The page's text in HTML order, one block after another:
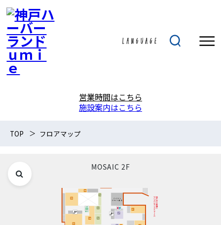
営業時間はこちら
施設案内はこちら
TOP フロアマップ